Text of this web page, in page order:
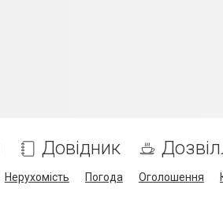
Довідник
Нерухомість Погода Оголошення